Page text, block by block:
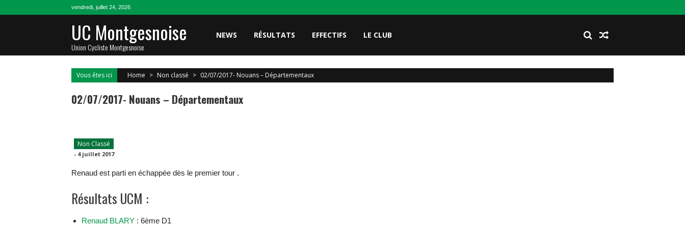
vendredi, juillet 24, 2026
UC Montgesnoise
Union Cycliste Montgesnoise
NEWS RÉSULTATS EFFECTIFS LE CLUB
Vous êtes ici Home > Non classé > 02/07/2017- Nouans – Départementaux
02/07/2017- Nouans – Départementaux
Non Classé
- 4 juillet 2017
Renaud est parti en échappée dès le premier tour .
Résultats UCM :
Renaud BLARY : 6ème D1